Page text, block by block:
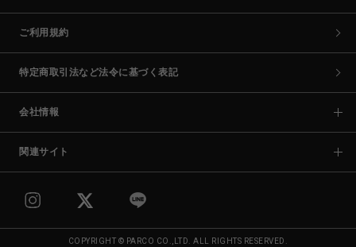
ご利用規約
特定商取引法など法令に基づく表記
会社情報
関連サイト
COPYRIGHT © PARCO CO.,LTD. ALL RIGHTS RESERVED.